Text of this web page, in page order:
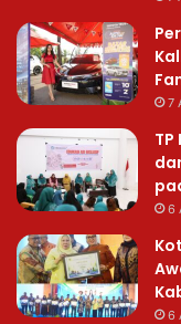
7
6
6